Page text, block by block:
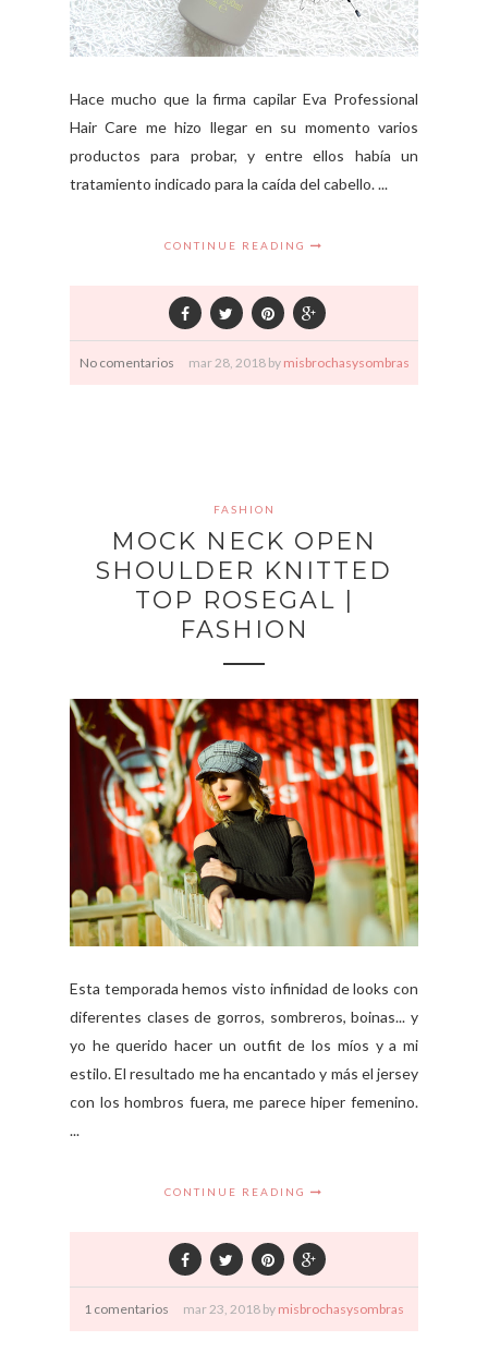
Hace mucho que la firma capilar Eva Professional
Hair Care me hizo llegar en su momento varios
productos para probar, y entre ellos había un
tratamiento indicado para la caída del cabello. ...
CONTINUE READING
No comentarios mar28, 2018 by misbrochasysombras
FASHION
MOCK NECK OPEN
SHOULDER KNITTED
TOP ROSEGAL |
FASHION
Esta temporada hemos visto infinidad de looks con
diferentes clases de gorros, sombreros, boinas... y
yo he querido hacer un outfit de los míos y a mi
estilo. El resultado me ha encantado y más el jersey
con los hombros fuera, me parece hiper femenino.
...
CONTINUE READING
1 comentarios mar23, 2018 by misbrochasysombras